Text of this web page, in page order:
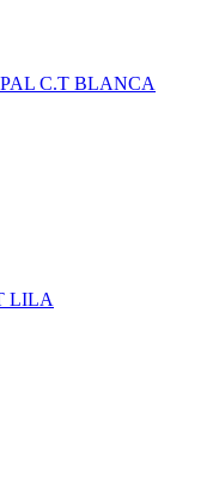
C.T BLANCA
LILA